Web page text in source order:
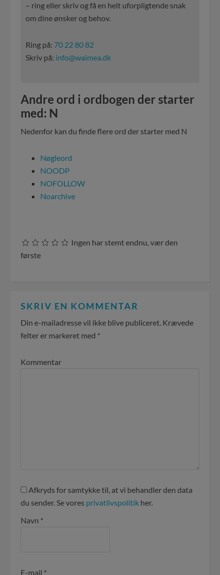
– ring eller skriv og få en helt uforpligtende snak
om dine ønsker og behov.
Ring på: 70 22 80 82
Skriv på: info@waimea.dk
Andre ord i ordbogen der starter
med: N
Nedenfor kan du finde flere ord der starter med N
Nøgleord
NOODP
NOFOLLOW
Noarchive
Ingen har stemt endnu, vær den
første
SKRIV EN KOMMENTAR
Din e-mailadresse vil ikke blive publiceret. Krævede
felter er markeret med *
Kommentar
Afkryds for samtykke til, at vi behandler den data
du sender. Se vores privatlivspolitik her.
Navn *
E-mail *